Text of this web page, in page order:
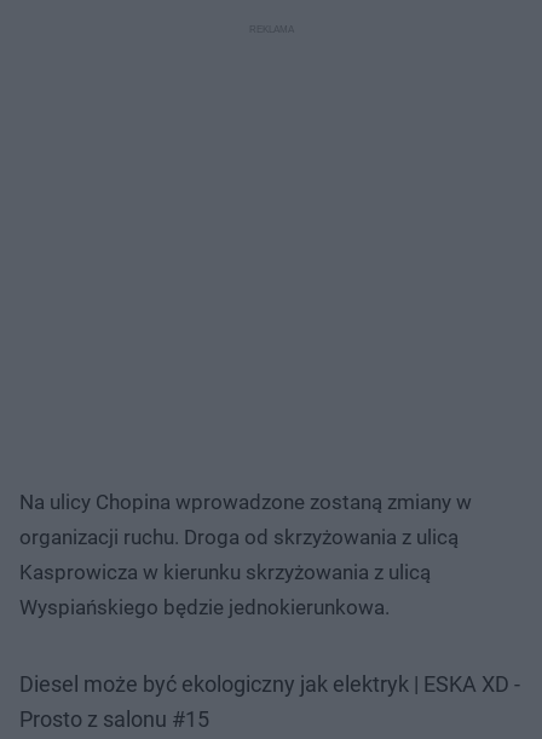
Na ulicy Chopina wprowadzone zostaną zmiany w
organizacji ruchu. Droga od skrzyżowania z ulicą
Kasprowicza w kierunku skrzyżowania z ulicą
Wyspiańskiego będzie jednokierunkowa.
Diesel może być ekologiczny jak elektryk | ESKA XD -
Prosto z salonu #15